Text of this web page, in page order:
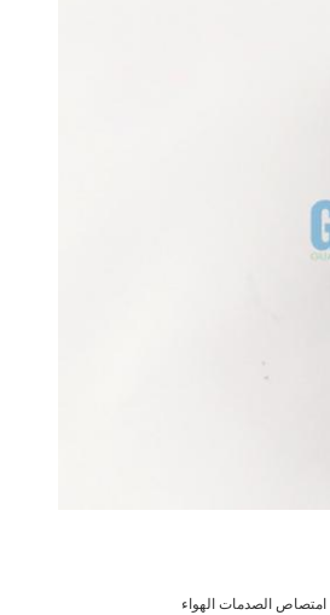
امتصاص الصدمات الهواء